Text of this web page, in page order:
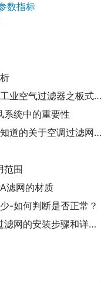
数指标
板式初效过滤器595*595*25—工业空气过滤器之板式初效过滤器的介绍
系统中的重要性
空调过滤网多少目合适？你需要知道的关于空调过滤网的知识
范围
滤网的材质
-如何判断是否正常？
空调过滤网怎么安装图解-空调过滤网的安装步骤和详细图解说明